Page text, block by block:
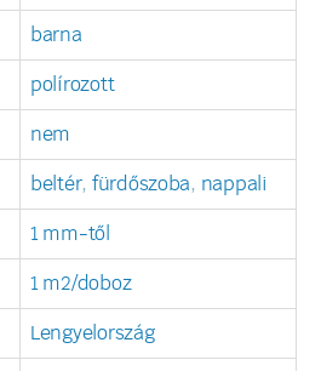
barna
polírozott
nem
beltér, fürdőszoba, nappali
1 mm-től
1 m2/doboz
Lengyelország